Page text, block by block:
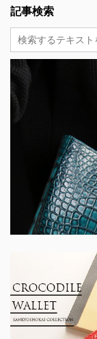
記事検索